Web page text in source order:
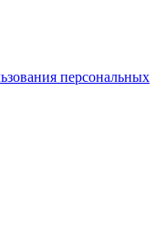
персональных